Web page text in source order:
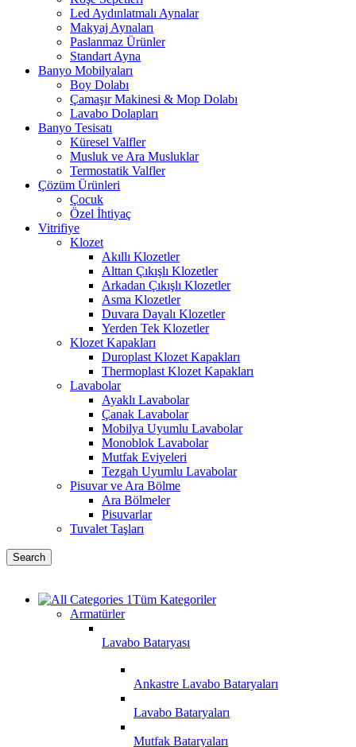
Led Aydınlatmalı Aynalar
Makyaj Aynaları
Paslanmaz Ürünler
Standart Ayna
Banyo Mobilyaları
Boy Dolabı
Çamaşır Makinesi & Mop Dolabı
Lavabo Dolapları
Banyo Tesisatı
Küresel Valfler
Musluk ve Ara Musluklar
Termostatik Valfler
Çözüm Ürünleri
Çocuk
Özel İhtiyaç
Vitrifiye
Klozet
Akıllı Klozetler
Alttan Çıkışlı Klozetler
Arkadan Çıkışlı Klozetler
Asma Klozetler
Duvara Dayalı Klozetler
Yerden Tek Klozetler
Klozet Kapakları
Duroplast Klozet Kapakları
Thermoplast Klozet Kapakları
Lavabolar
Ayaklı Lavabolar
Çanak Lavabolar
Mobilya Uyumlu Lavabolar
Monoblok Lavabolar
Mutfak Eviyeleri
Tezgah Uyumlu Lavabolar
Pisuvar ve Ara Bölme
Ara Bölmeler
Pisuvarlar
Tuvalet Taşları
Search
Tüm Kategoriler
Armatürler
Lavabo Bataryası
Ankastre Lavabo Bataryaları
Lavabo Bataryaları
Mutfak Bataryaları